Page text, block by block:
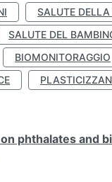
SALUTE
SALUTE DEL
BIOMONITORAGGIO
on phthalates